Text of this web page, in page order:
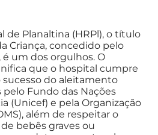
de Planaltina (HRPl), o título
Criança, concedido pelo
um dos orgulhos. O
que o hospital cumpre
sucesso do aleitamento
Fundo das Nações
(Unicef) e pela Organização
além de respeitar o
bebês graves ou